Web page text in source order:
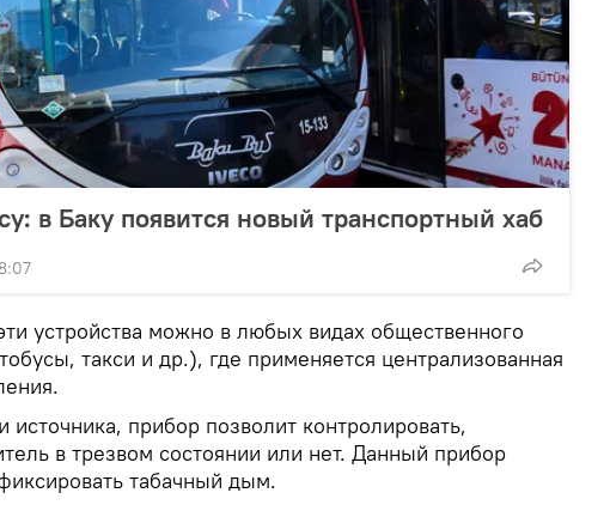
в Баку появится новый транспортный хаб
устройства можно в любых видах общественного
такси и др.), где применяется централизованная
прибор позволит контролировать,
в трезвом состоянии или нет. Данный прибор
табачный дым.